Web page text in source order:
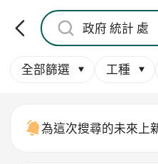
全部篩選 工種
為這次搜尋的未來上